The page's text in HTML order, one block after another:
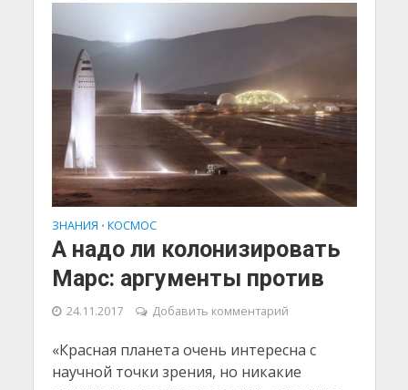
ЗНАНИЯ • КОСМОС
А надо ли колонизировать
Марс: аргументы против
24.11.2017 Добавить комментарий
«Красная планета очень интересна с
научной точки зрения, но никакие